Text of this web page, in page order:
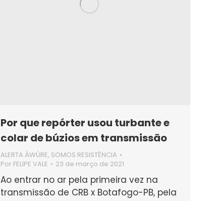
Por que repórter usou turbante e
colar de búzios em transmissão
ALERTA ÀWÚRE, SOMOS RESISTÊNCIA
Por FELIPE VALE 23 de março de 2021
Ao entrar no ar pela primeira vez na
transmissão de CRB x Botafogo-PB, pela